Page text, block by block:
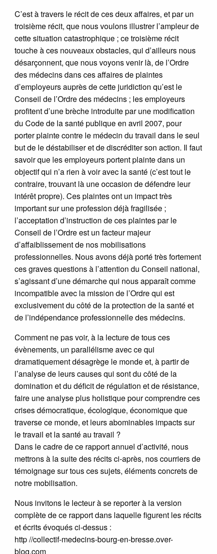
C’est à travers le récit de ces deux affaires, et par un
troisième récit, que nous voulons illustrer l’ampleur de
cette situation catastrophique ; ce troisième récit
touche à ces nouveaux obstacles, qui d’ailleurs nous
désarçonnent, que nous voyons venir là, de l’Ordre
des médecins dans ces affaires de plaintes
d’employeurs auprès de cette juridiction qu’est le
Conseil de l’Ordre des médecins ; les employeurs
profitent d’une brèche introduite par une modification
du Code de la santé publique en avril 2007, pour
porter plainte contre le médecin du travail dans le seul
but de le déstabiliser et de discréditer son action. Il faut
savoir que les employeurs portent plainte dans un
objectif qui n’a rien à voir avec la santé (c’est tout le
contraire, trouvant là une occasion de défendre leur
intérêt propre). Ces plaintes ont un impact très
important sur une profession déjà fragilisée ;
l’acceptation d’instruction de ces plaintes par le
Conseil de l’Ordre est un facteur majeur
d’affaiblissement de nos mobilisations
professionnelles. Nous avons déjà porté très fortement
ces graves questions à l’attention du Conseil national,
s’agissant d’une démarche qui nous apparaît comme
incompatible avec la mission de l’Ordre qui est
exclusivement du côté de la protection de la santé et
de l’indépendance professionnelle des médecins.
Comment ne pas voir, à la lecture de tous ces
évènements, un parallélisme avec ce qui
dramatiquement désagrège le monde et, à partir de
l’analyse de leurs causes qui sont du côté de la
domination et du déficit de régulation et de résistance,
faire une analyse plus holistique pour comprendre ces
crises démocratique, écologique, économique que
traverse ce monde, et leurs abominables impacts sur
le travail et la santé au travail ?
Dans le cadre de ce rapport annuel d’activité, nous
mettrons à la suite des récits ci-après, nos courriers de
témoignage sur tous ces sujets, éléments concrets de
notre mobilisation.
Nous invitons le lecteur à se reporter à la version
complète de ce rapport dans laquelle figurent les récits
et écrits évoqués ci-dessus :
http //collectif-medecins-bourg-en-bresse.over-
blog.com